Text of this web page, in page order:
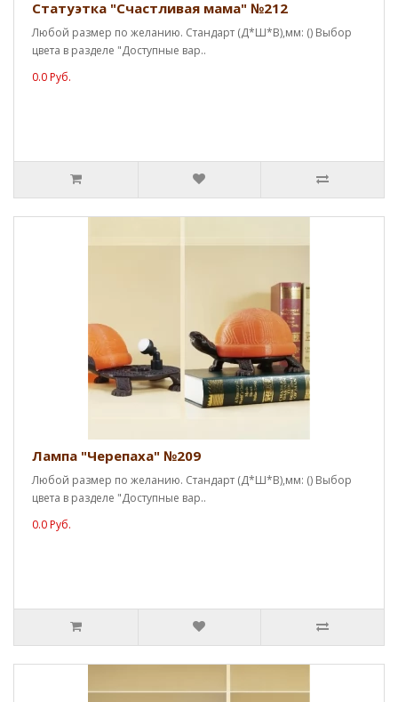
Статуэтка "Счастливая мама" №212
Любой размер по желанию. Стандарт (Д*Ш*В),мм: () Выбор
цвета в разделе "Доступные вар..
0.0 Руб.
Лампа "Черепаха" №209
Любой размер по желанию. Стандарт (Д*Ш*В),мм: () Выбор
цвета в разделе "Доступные вар..
0.0 Руб.